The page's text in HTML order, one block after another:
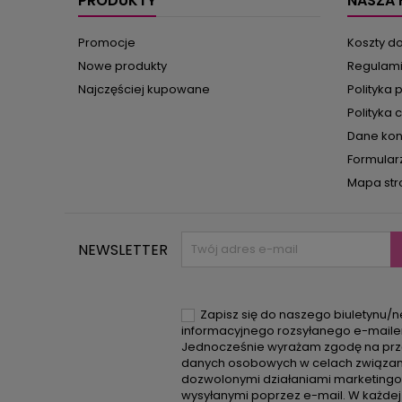
Promocje
Nowe produkty
Najczęściej kupowane
Koszty
Polityka
Polityka
Dane
Mapa
NEWSLETTER
Zapisz się do naszego biuletynu/
informacyjnego rozsyłanego e-
Jednocześnie wyrażam zgodę na
danych osobowych w celach
dozwolonymi działaniami
wysyłanymi poprzez e-mail. W